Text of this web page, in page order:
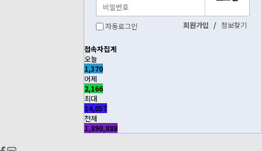
자동로그인 회원가입 / 정보찾기
접속자집계
오늘
1,370
어제
2,166
최대
14,057
전체
1,890,888